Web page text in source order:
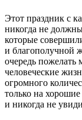
Этот праздник с
никогда не
которые
и благополучной
очередь пожелать
человеческие
огромного
только на
и никогда не